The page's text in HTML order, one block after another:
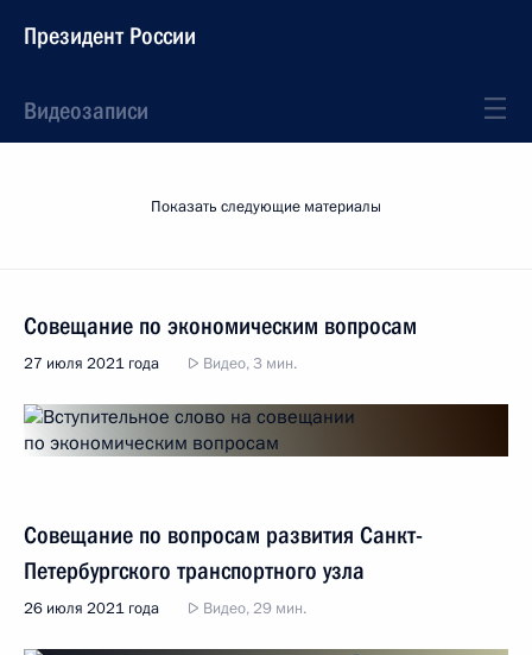
Президент России
Видеозаписи
Показать следующие материалы
Совещание по экономическим вопросам
27 июля 2021 года Видео, 3 мин.
Совещание по вопросам развития Санкт-
Петербургского транспортного узла
26 июля 2021 года Видео, 29 мин.